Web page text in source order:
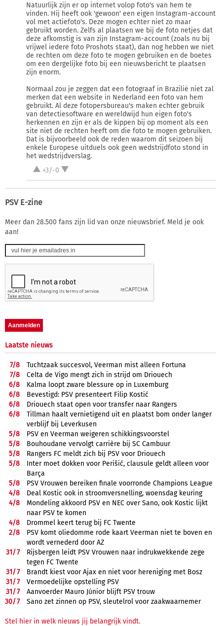
Natuurlijk zijn er op internet volop foto's van hem te
vinden. Hij heeft ook 'gewoon' een eigen Instagram-account
vol met actiefoto's. Deze mogen echter niet zo maar
gebruikt worden. Zelfs al plaatsen we bij de foto netjes dat
deze afkomstig is van zijn Instagram-account (zoals nu bij
vrijwel iedere foto Proshots staat), dan nog hebben we niet
de rechten om deze foto te mogen gebruiken en de boetes
om een dergelijke foto bij een nieuwsbericht te plaatsen
zijn enorm.
Normaal zou je zeggen dat een fotograaf in Brazilië niet zal
merken dat een website in Nederland een foto van hem
gebruikt. Al deze fotopersbureau's maken echter gebruik
van detectiesoftware en wereldwijd hun eigen foto's
herkennen en zijn er als de kippen bij op moment als een
site niet de rechten heeft om die foto te mogen gebruiken.
Dat is bijvoorbeeld ook de reden waarom dit seizoen bij
enkele Europese uitduels ook geen wedstrijdfoto stond in
het wedstrijdverslag.
+3/-0
PSV E-zine
Meer dan 28.500 fans zijn lid van onze nieuwsbrief. Meld je ook
aan!
Laatste nieuws
7/8
Tuchtzaak succesvol, Veerman mist alleen Fortuna
7/8
Celta de Vigo mengt zich in strijd om Driouech
6/8
Kalma loopt zware blessure op in Luxemburg
6/8
Bevestigd: PSV presenteert Filip Kostić
6/8
Driouech staat open voor transfer naar Rangers
6/8
Tillman haalt vernietigend uit en plaatst bom onder langer
verblijf bij Leverkusen
5/8
PSV en Veerman weigeren schikkingsvoorstel
5/8
Bouhoudane vervolgt carrière bij SC Cambuur
5/8
Rangers FC meldt zich bij PSV voor Driouech
5/8
Inter moet dokken voor Perišić, clausule geldt alleen voor
Barça
5/8
PSV Vrouwen bereiken finale voorronde Champions League
4/8
Deal Kostic ook in stroomversnelling, woensdag keuring
4/8
Mondeling akkoord PSV en NEC over Sano, ook Kostic lijkt
naar PSV te komen
4/8
Drommel keert terug bij FC Twente
2/8
PSV komt oliedomme rode kaart Veerman niet te boven en
wordt vernederd door AZ
31/7
Rijsbergen leidt PSV Vrouwen naar indrukwekkende zege
tegen FC Twente
31/7
Brandt kiest voor Ajax en niet voor hereniging met Bosz
31/7
Vermoedelijke opstelling PSV
31/7
Aanvoerder Mauro Júnior blijft PSV trouw
30/7 Sano zet zinnen op PSV, sleutelrol voor zaakwaarnemer
Stel hier in welk nieuws jij belangrijk vindt.